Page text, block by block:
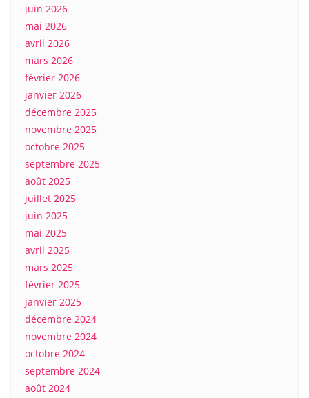
juin 2026
mai 2026
avril 2026
mars 2026
février 2026
janvier 2026
décembre 2025
novembre 2025
octobre 2025
septembre 2025
août 2025
juillet 2025
juin 2025
mai 2025
avril 2025
mars 2025
février 2025
janvier 2025
décembre 2024
novembre 2024
octobre 2024
septembre 2024
août 2024